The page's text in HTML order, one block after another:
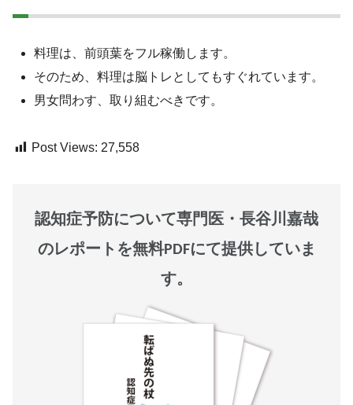
料理は、前頭葉をフル稼働します。
そのため、料理は脳トレとしてもすぐれています。
男女問わす、取り組むべきです。
Post Views: 27,558
認知症予防について専門医・長谷川嘉哉
のレポートを無料PDFにて提供していま
す。